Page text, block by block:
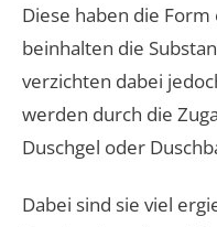
Diese haben die Form
beinhalten die
verzichten dabei
werden durch die
Duschgel oder
Dabei sind sie viel